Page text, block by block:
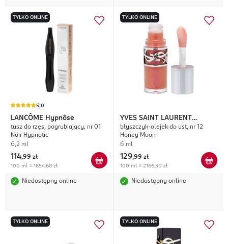
TYLKO ONLINE
5,0
LANCÔME Hypnôse
tusz do rzęs, pogrubiający, nr 01
Noir Hypnotic
6,2 ml
114,99 zł
100 ml = 1854,68 zł
Niedostępny online
TYLKO ONLINE
YVES SAINT LAURENT
Loveshine Plumping
błyszczyk-olejek do ust, nr 12
Honey Moon
6 ml
129,99 zł
100 ml = 2166,50 zł
Niedostępny online
TYLKO ONLINE TYLKO ONLINE